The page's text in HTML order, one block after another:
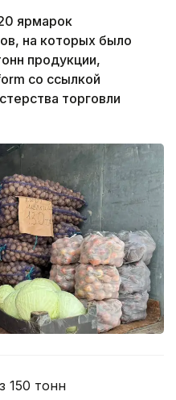
ярмарок
на которых было
продукции,
со ссылкой
торговли
150 тонн